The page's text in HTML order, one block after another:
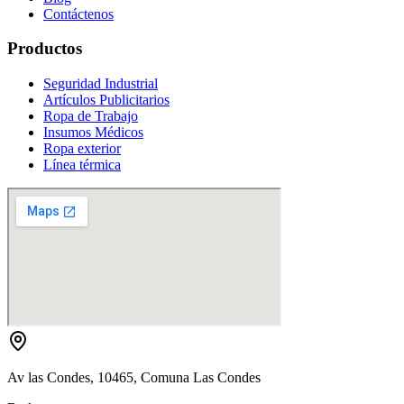
Contáctenos
Productos
Seguridad Industrial
Artículos Publicitarios
Ropa de Trabajo
Insumos Médicos
Ropa exterior
Línea térmica
Av las Condes, 10465, Comuna Las Condes